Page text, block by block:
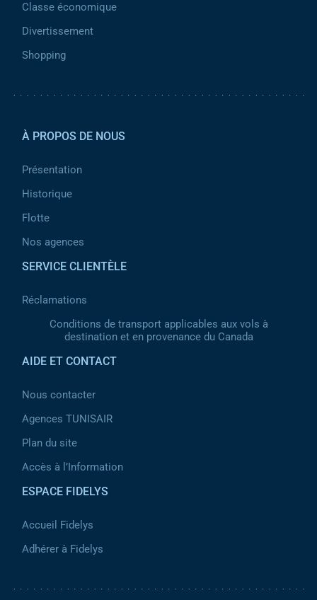
Classe économique
Divertissement
Shopping
À PROPOS DE NOUS
Présentation
Historique
Flotte
Nos agences
SERVICE CLIENTÈLE
Réclamations
Conditions de transport applicables aux vols à
destination et en provenance du Canada
AIDE ET CONTACT
Nous contacter
Agences TUNISAIR
Plan du site
Accès à l’Information
ESPACE FIDELYS
Accueil Fidelys
Adhérer à Fidelys